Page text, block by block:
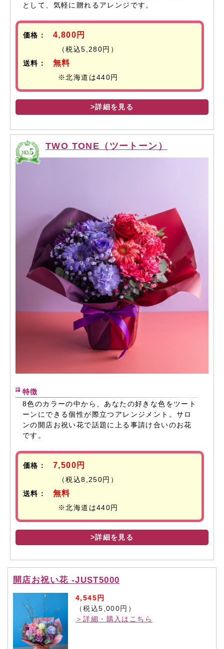
として、気軽に贈れるアレンジです。
価格： 4,800円
（税込5,280円）
送料：
無料
※北海道は440円
>詳細を見る
TWO TONE（ツートーン）
特徴
8色のカラーの中から、あなたの好きな色をツート
ーンにできる個性が際立つアレンジメント。サロ
ンの開店お祝い花で話題に上る事請け合いのお花
です。
価格： 7,500円
（税込8,250円）
送料：
無料
※北海道は440円
>詳細を見る
開店お祝い花 -JUST5000
4,545円
（税込5,000円）
＞詳細・購入はこちら